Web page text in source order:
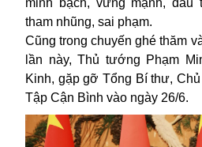
tham nhũng, sai phạm.
Cũng trong chuyến ghé thăm
lần này, Thủ tướng Phạm
Kinh, gặp gỡ Tổng Bí thư,
Tập Cận Bình vào ngày 26/6.